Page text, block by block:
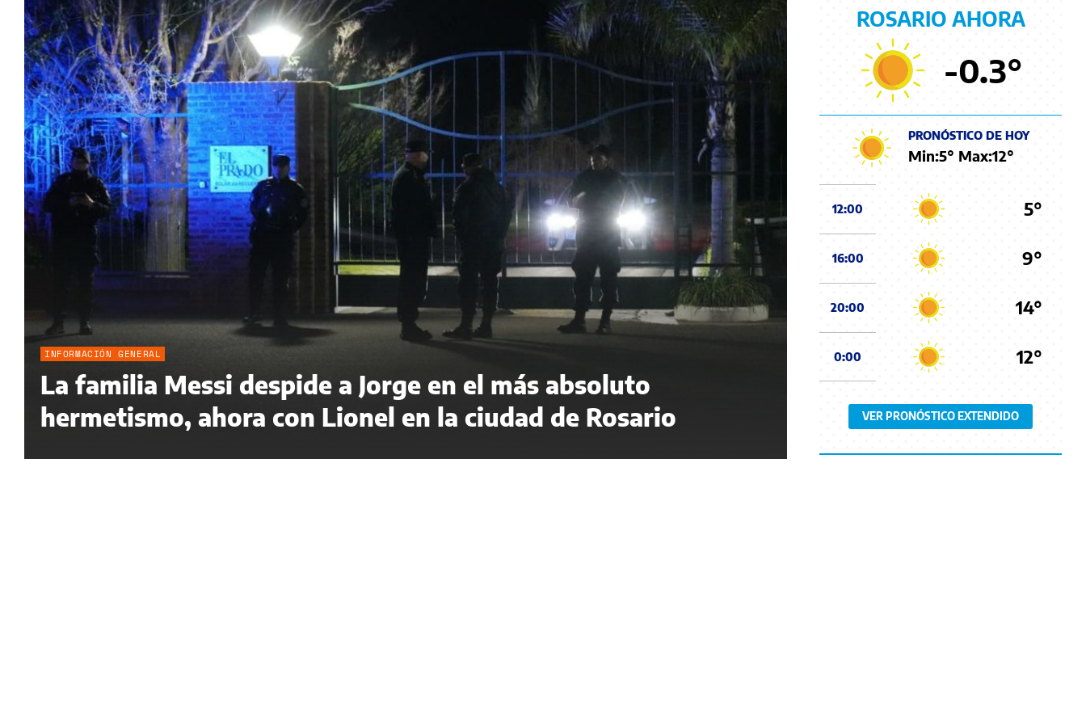
INFORMACIÓN GENERAL
La familia Messi despide a Jorge en el más absoluto
hermetismo, ahora con Lionel en la ciudad de Rosario
ROSARIO AHORA
-0.3°
PRONÓSTICO DE HOY
Min:5° Max:12°
12:00 5°
16:00 9°
20:00 14°
0:00 12°
VER PRONÓSTICO EXTENDIDO